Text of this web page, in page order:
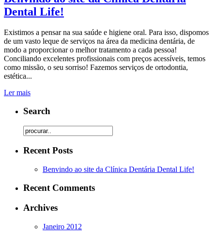
Dental Life!
Existimos a pensar na sua saúde e higiene oral. Para isso, dispomos
de um vasto leque de serviços na área da medicina dentária, de
modo a proporcionar o melhor tratamento a cada pessoa!
Conciliando excelentes profissionais com preços acessíveis, temos
como missão, o seu sorriso! Fazemos serviços de ortodontia,
estética...
Ler mais
Search
Recent Posts
Benvindo ao site da Clínica Dentária Dental Life!
Recent Comments
Archives
Janeiro 2012